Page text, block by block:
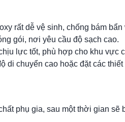
rất dễ vệ sinh, chống bám
gói, nơi yêu cầu độ sạch cao.
lực tốt, phù hợp cho khu vực
chuyển cao hoặc đặt các
phụ gia, sau một thời gian sẽ